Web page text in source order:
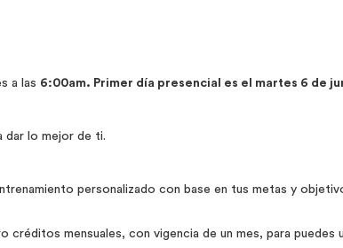
a las 6:00am. Primer día presencial es el martes 6 de
dar lo mejor de ti.
personalizado con base en tus metas y
mensuales, con vigencia de un mes, para puedes